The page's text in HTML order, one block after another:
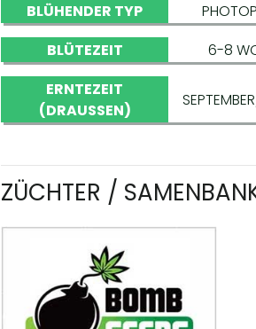
BLÜHENDER TYP
BLÜTEZEIT
6-8
ERNTEZEIT
(DRAUSSEN)
ZÜCHTER /